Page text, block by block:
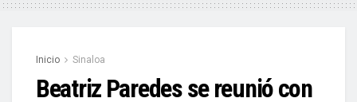
Inicio Sinaloa
Beatriz Paredes se reunió con